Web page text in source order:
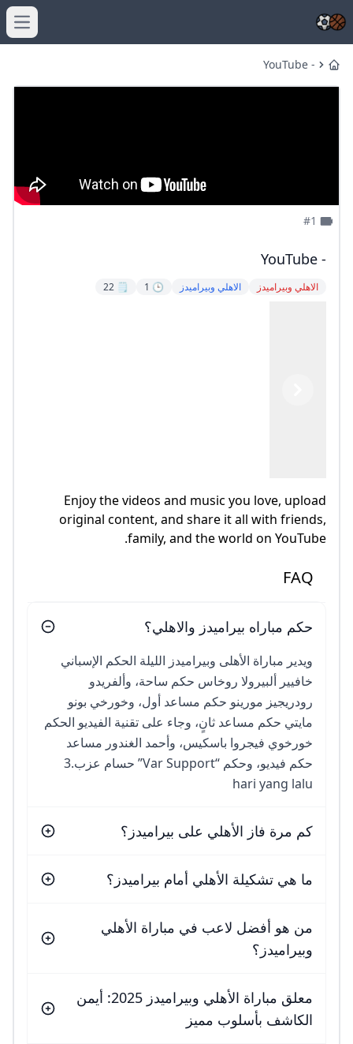
Home
- YouTube
- YouTube
الاهلي وبيراميدز الاهلي وبيراميدز 🕒 1
🗒️ 22
Enjoy the videos and music you love, upload
original content, and share it all with friends,
family, and the world on YouTube.
FAQ
حكم مباراه بيراميدز والاهلي؟
ويدير مباراة الأهلى وبيراميدز الليلة الحكم الإسباني
خافيير ألبيرولا روخاس حكم ساحة، وألفريدو
رودريجيز مورينو حكم مساعد أول، وخورخي بونو
مايتي حكم مساعد ثانٍ، وجاء على تقنية الفيديو الحكم
خورخوي فيجروا باسكيس، وأحمد الغندور مساعد
حكم فيديو، وحكم “Var Support” حسام عزب.3
hari yang lalu
كم مرة فاز الأهلي على بيراميدز؟
ما هي تشكيلة الأهلي أمام بيراميدز؟
من هو أفضل لاعب في مباراة الأهلي
وبيراميدز؟
معلق مباراة الأهلي وبيراميدز 2025: أيمن
الكاشف بأسلوب مميز